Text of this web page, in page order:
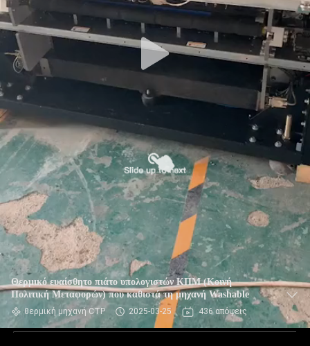
Θερμικό ευαίσθητο πιάτο υπολογιστών ΚΠΜ (Κοινή
Πολιτική Μεταφορών) που καθιστά τη μηχανή Washable
θερμική μηχανή CTP 2025-03-25 436 απόψεις